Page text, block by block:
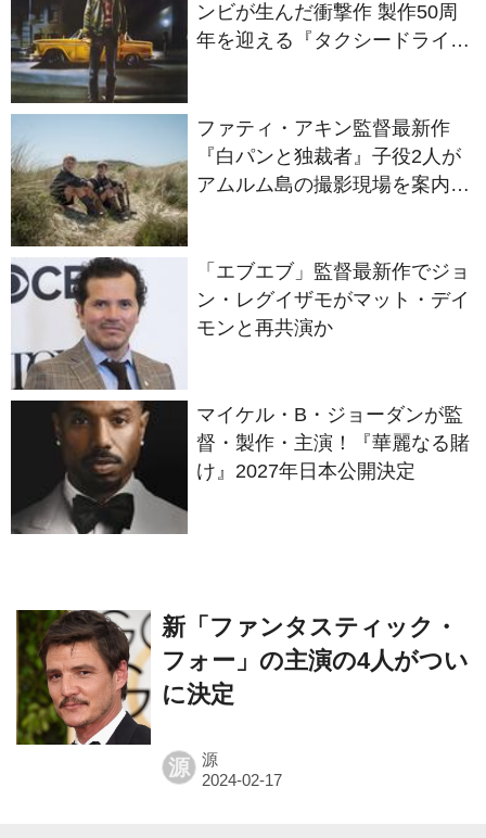
ンビが生んだ衝撃作 製作50周
年を迎える『タクシードライバ
ファティ・アキン監督最新作
『白パンと独裁者』子役2人が
アムルム島の撮影現場を案内！
「エブエブ」監督最新作でジョ
ン・レグイザモがマット・デイ
モンと再共演か
マイケル・B・ジョーダンが監
督・製作・主演！『華麗なる賭
け』2027年日本公開決定
新「ファンタスティック・
フォー」の主演の4人がつい
に決定
源 源